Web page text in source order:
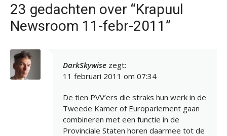
23 gedachten over “Krapuul
Newsroom 11-febr-2011”
DarkSkywise zegt:
11 februari 2011 om 07:34
De tien PVV’ers die straks hun werk in de
Tweede Kamer of Europarlement gaan
combineren met een functie in de
Provinciale Staten horen daarmee tot de